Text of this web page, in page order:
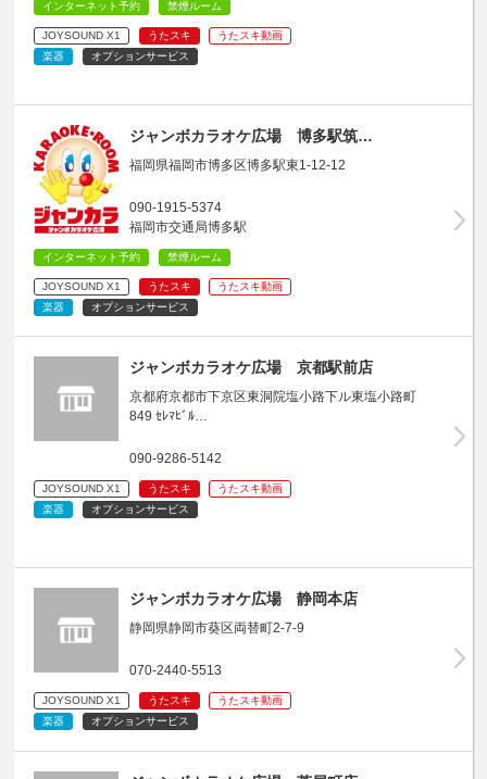
インターネット予約 禁煙ルーム
JOYSOUND X1 うたスキ
うたスキ動画
楽器
オプションサービス
ジャンボカラオケ広場 博多駅筑…
福岡県福岡市博多区博多駅東1-12-12
090-1915-5374
福岡市交通局博多駅
インターネット予約 禁煙ルーム
JOYSOUND X1 うたスキ
うたスキ動画
楽器
オプションサービス
ジャンボカラオケ広場 京都駅前店
京都府京都市下京区東洞院塩小路下ル東塩小路町
849 ｾﾚﾏﾋﾞﾙ…
090-9286-5142
JOYSOUND X1 うたスキ
うたスキ動画
楽器
オプションサービス
ジャンボカラオケ広場 静岡本店
静岡県静岡市葵区両替町2-7-9
070-2440-5513
JOYSOUND X1 うたスキ
うたスキ動画
楽器
オプションサービス